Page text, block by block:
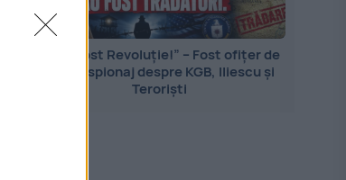
„Nu a fost Revoluție!” – Fost ofițer de
contraspionaj despre KGB, Iliescu și
Teroriști